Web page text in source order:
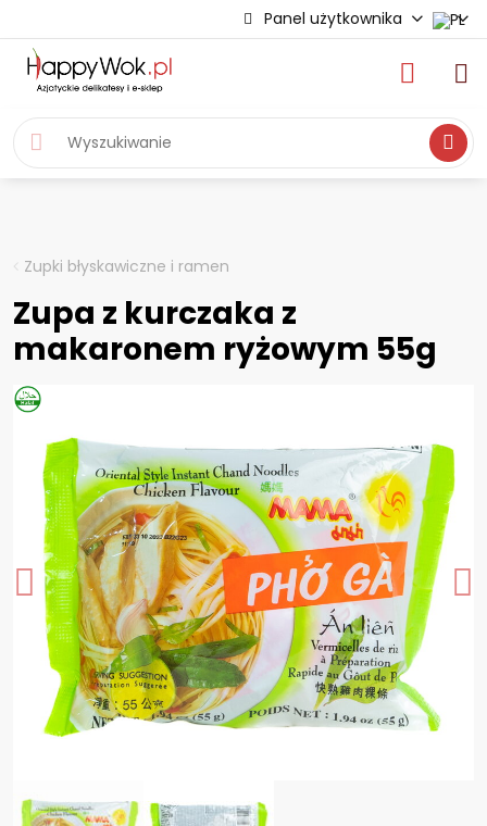
Panel użytkownika
Zupki błyskawiczne i ramen
Zupa z kurczaka z
makaronem ryżowym 55g